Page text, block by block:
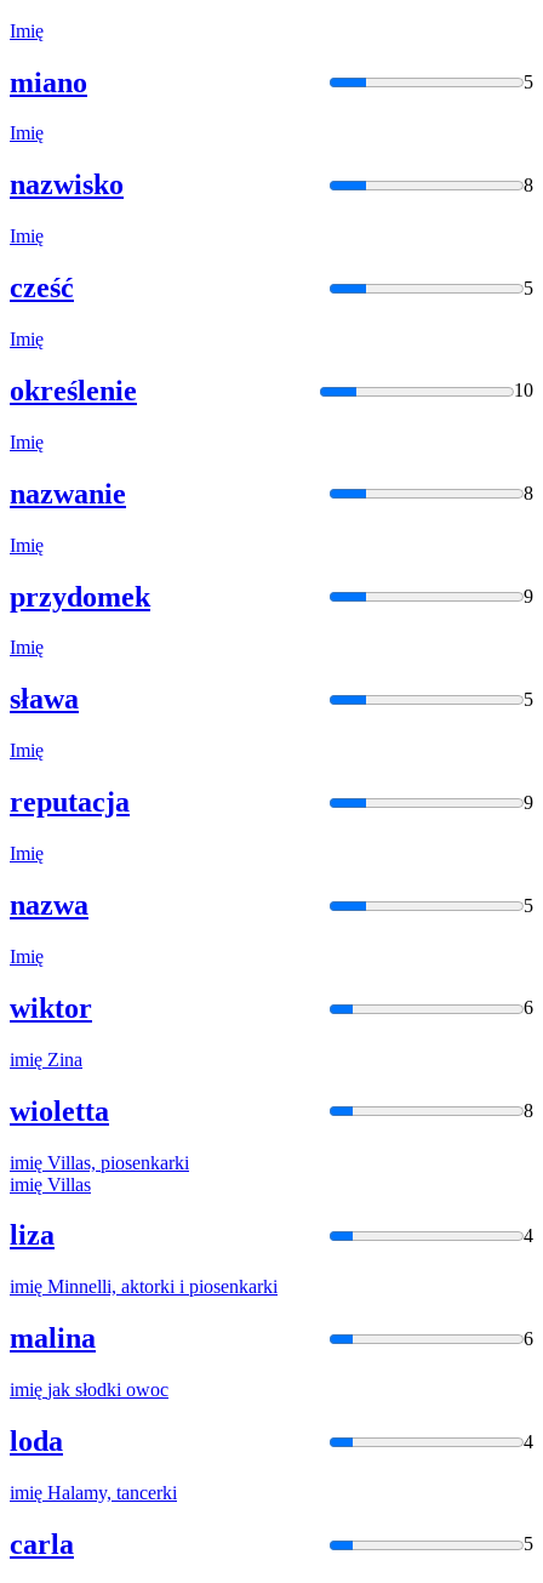
Imię
miano 5
Imię
nazwisko 8
Imię
cześć 5
Imię
określenie 10
Imię
nazwanie 8
Imię
przydomek 9
Imię
sława 5
Imię
reputacja 9
Imię
nazwa 5
Imię
wiktor 6
imię Zina
wioletta 8
imię Villas, piosenkarki
imię Villas
liza 4
imię Minnelli, aktorki i piosenkarki
malina 6
imię jak słodki owoc
loda 4
imię Halamy, tancerki
carla 5